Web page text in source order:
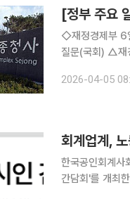
[정부 주요
◇재정경제부 6일(월) △경제부총리 10:00 국무회의 겸 비상경제점검회의(청와대), 14:00 대정부
질문(국회) △재
△2025회계연
2026-04-05
한국공인회계사
간담회'를 개최